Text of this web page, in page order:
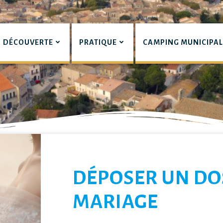
DÉCOUVERTE PRATIQUE CAMPING MUNICIPAL
DÉPOSER UN
MARIAGE